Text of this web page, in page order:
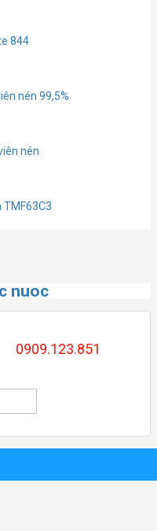
844
nén 99,5%
nén
0909.123.851